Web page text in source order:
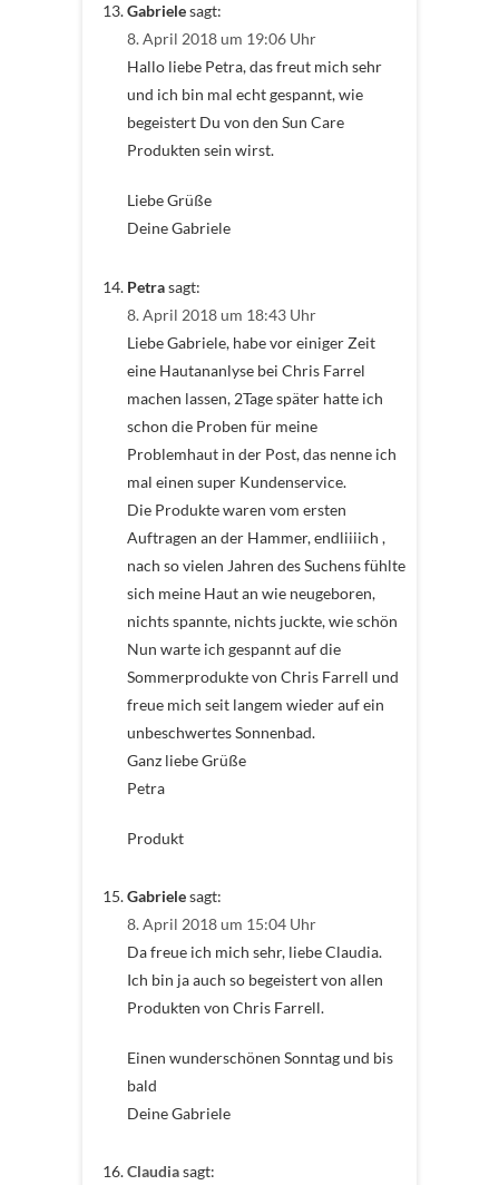
Gabrielesagt:
8. April 2018 um 19:06 Uhr
Hallo liebe Petra, das freut mich sehr
und ich bin mal echt gespannt, wie
begeistert Du von den Sun Care
Produkten sein wirst.
Liebe Grüße
Deine Gabriele
Petrasagt:
8. April 2018 um 18:43 Uhr
Liebe Gabriele, habe vor einiger Zeit
eine Hautananlyse bei Chris Farrel
machen lassen, 2Tage später hatte ich
schon die Proben für meine
Problemhaut in der Post, das nenne ich
mal einen super Kundenservice.
Die Produkte waren vom ersten
Auftragen an der Hammer, endliiiich ,
nach so vielen Jahren des Suchens fühlte
sich meine Haut an wie neugeboren,
nichts spannte, nichts juckte, wie schön
Nun warte ich gespannt auf die
Sommerprodukte von Chris Farrell und
freue mich seit langem wieder auf ein
unbeschwertes Sonnenbad.
Ganz liebe Grüße
Petra
Produkt
Gabrielesagt:
8. April 2018 um 15:04 Uhr
Da freue ich mich sehr, liebe Claudia.
Ich bin ja auch so begeistert von allen
Produkten von Chris Farrell.
Einen wunderschönen Sonntag und bis
bald
Deine Gabriele
Claudiasagt: